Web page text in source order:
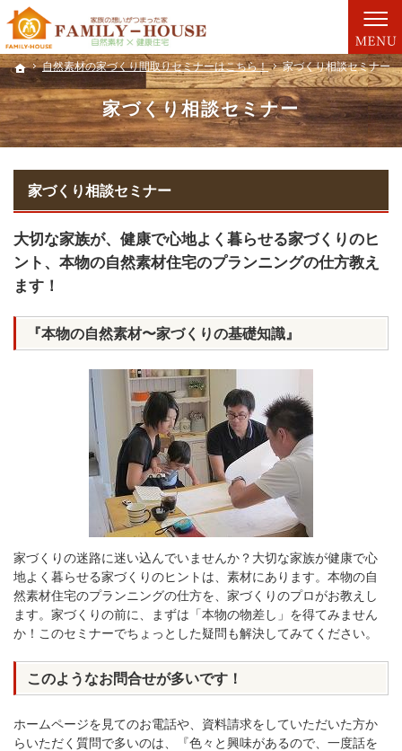
ホーム
自然素材の家づくり間取りセミナーはこちら！ 家づくり相談セミナー
家づくり相談セミナー
自然素材にこだわります。注文住宅（北九州市・遠賀郡・中間市）の工務店なら安心・信
注文住宅・リフォーム・リノベーション・耐震補強・既存住宅状況調査（北九州市・遠
家づくり相談セミナー
大切な家族が、健康で心地よく暮らせる家づくりのヒ
ント、本物の自然素材住宅のプランニングの仕方教え
ます！
『本物の自然素材〜家づくりの基礎知識』
家づくりの迷路に迷い込んでいませんか？大切な家族が健康で心
地よく暮らせる家づくりのヒントは、素材にあります。本物の自
然素材住宅のプランニングの仕方を、家づくりのプロがお教えし
ます。家づくりの前に、まずは「本物の物差し」を得てみません
か！このセミナーでちょっとした疑問も解決してみてください。
このようなお問合せが多いです！
ホームページを見てのお電話や、資料請求をしていただいた方か
らいただく質問で多いのは、『色々と興味があるので、一度話を
ホーム
自然素材の家づくり間取りセミナーはこちら！ 家づくり相談セミナー